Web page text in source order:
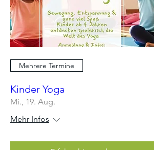
Mehrere Termine
Kinder Yoga
Mi., 19. Aug.
Mehr Infos